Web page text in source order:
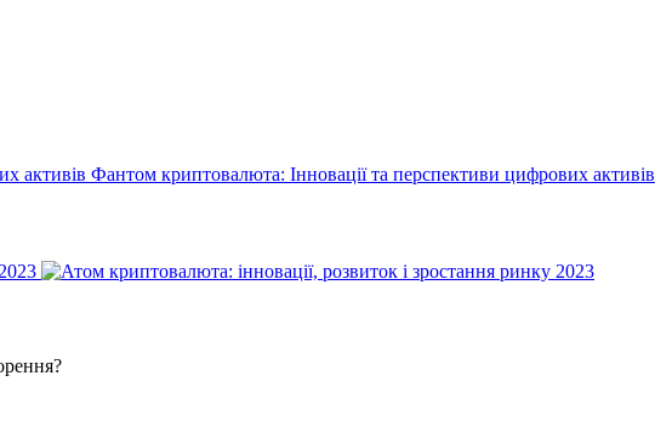
Фантом криптовалюта: Інновації та перспективи цифрових активів